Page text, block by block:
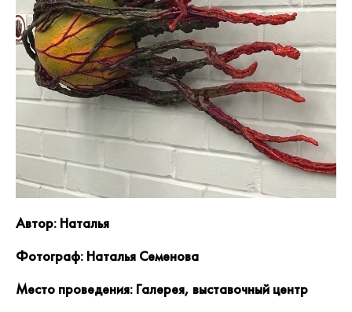
Автор: Наталья
Фотограф: Наталья Семенова
Место проведения: Галерея, выставочный центр